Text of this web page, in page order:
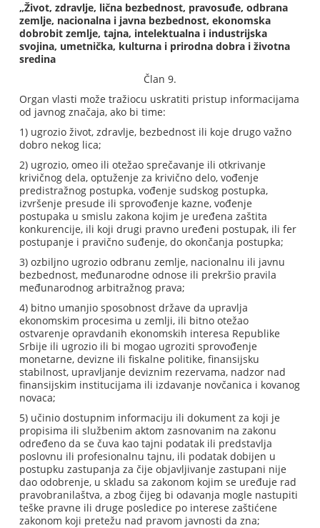
„Život, zdravlje, lična bezbednost, pravosuđe, odbrana
zemlje, nacionalna i javna bezbednost, ekonomska
dobrobit zemlje, tajna, intelektualna i industrijska
svojina, umetnička, kulturna i prirodna dobra i životna
sredina
Član 9.
Organ vlasti može tražiocu uskratiti pristup informacijama
od javnog značaja, ako bi time:
1) ugrozio život, zdravlje, bezbednost ili koje drugo važno
dobro nekog lica;
2) ugrozio, omeo ili otežao sprečavanje ili otkrivanje
krivičnog dela, optuženje za krivično delo, vođenje
predistražnog postupka, vođenje sudskog postupka,
izvršenje presude ili sprovođenje kazne, vođenje
postupaka u smislu zakona kojim je uređena zaštita
konkurencije, ili koji drugi pravno uređeni postupak, ili fer
postupanje i pravično suđenje, do okončanja postupka;
3) ozbiljno ugrozio odbranu zemlje, nacionalnu ili javnu
bezbednost, međunarodne odnose ili prekršio pravila
međunarodnog arbitražnog prava;
4) bitno umanjio sposobnost države da upravlja
ekonomskim procesima u zemlji, ili bitno otežao
ostvarenje opravdanih ekonomskih interesa Republike
Srbije ili ugrozio ili bi mogao ugroziti sprovođenje
monetarne, devizne ili fiskalne politike, finansijsku
stabilnost, upravljanje deviznim rezervama, nadzor nad
finansijskim institucijama ili izdavanje novčanica i kovanog
novaca;
5) učinio dostupnim informaciju ili dokument za koji je
propisima ili službenim aktom zasnovanim na zakonu
određeno da se čuva kao tajni podatak ili predstavlja
poslovnu ili profesionalnu tajnu, ili podatak dobijen u
postupku zastupanja za čije objavljivanje zastupani nije
dao odobrenje, u skladu sa zakonom kojim se uređuje rad
pravobranilaštva, a zbog čijeg bi odavanja mogle nastupiti
teške pravne ili druge posledice po interese zaštićene
zakonom koji pretežu nad pravom javnosti da zna;